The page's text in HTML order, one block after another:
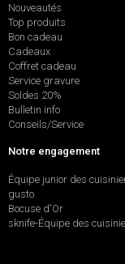
Nouveautés
Top produits
Bon cadeau
Cadeaux
Coffret cadeau
Service gravure
Soldes 20%
Bulletin info
Conseils/Service
Notre engagement
Équipe junior des
gusto
Bocuse d'Or
sknife-Équipe des